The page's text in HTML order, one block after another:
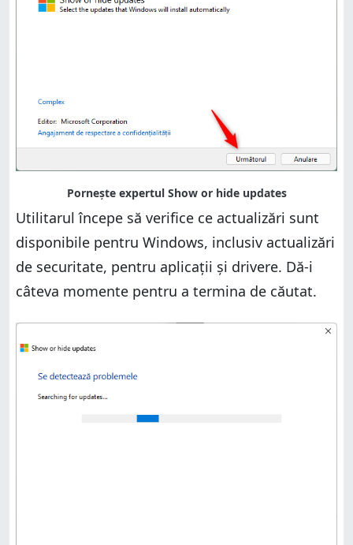
Utilitarul începe să verifice ce actualizări sunt
disponibile pentru Windows, inclusiv actualizări
de securitate, pentru aplicații și drivere. Dă-i
câteva momente pentru a termina de căutat.